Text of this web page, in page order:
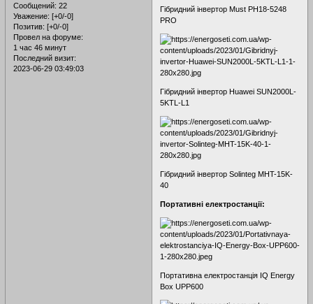
Сообщений: 22
Уважение: [+0/-0]
Позитив: [+0/-0]
Провел на форуме:
1 час 46 минут
Последний визит:
2023-06-29 03:49:03
Гібридний інвертор Must PH18-5248
PRO
Гібридний інвертор Huawei SUN2000L-
5KTL-L1
Гібридний інвертор Solinteg MHT-15K-
40
Портативні електростанції:
Портативна електростанція IQ Energy
Box UPP600